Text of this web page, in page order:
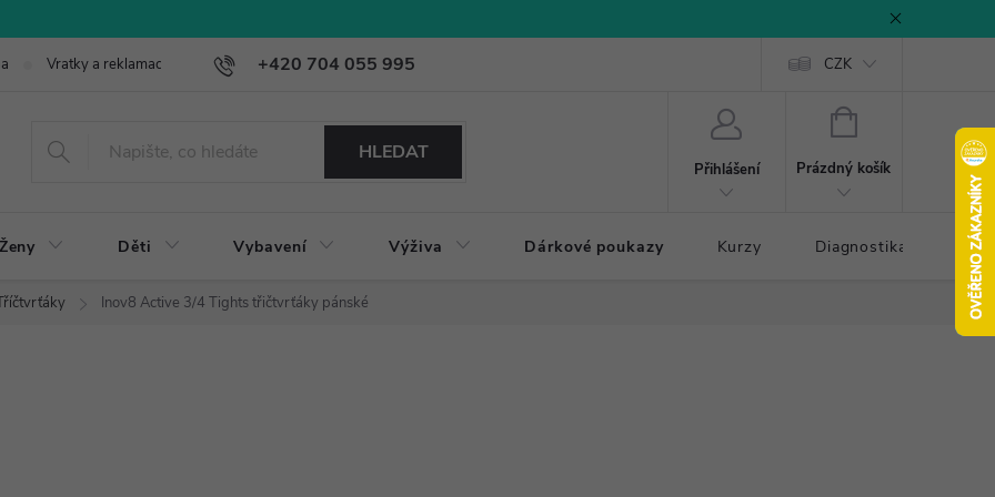
+420 704 055 995
Vratky a reklamace CZK
HLEDAT
Přihlášení
NÁKUPNÍ
Prázdný košík
Ženy Děti Vybavení Výživa Dárkové poukazy Kurzy Diagnostika došlapu
Inov8 Active 3/4 Tights třičtvrťáky pánské